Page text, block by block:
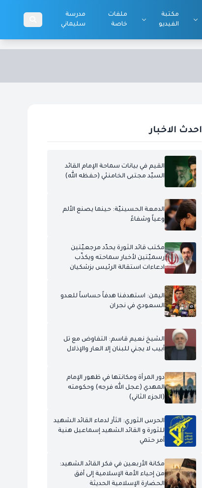
مكتبة
الفيديو
ملفات
خاصة
مدرسة
سليماني
احدث الاخبار
القيم في بيانات سماحة الإمام القائد
السيّد مجتبى الخامنئي (حفظه الله)
الدمعة الحسينيّة: حينما يصنع الألم
وعياً وشفاءً
مكتب قائد الثورة يحدّد مرجعيّتين
رسميّتين لأخبار سماحته ويكذّب
ادعاءات استقالة الرئيس بزشكيان
اليمن: استهدفنا هدفاً حساساً للعدو
السعودي في نجران
الشيخ نعيم قاسم: التفاوض مع تل
أبيب لا يجني للبنان إلا العار والإذلال
دور المرأة ومكانتها في ظهور الإمام
المهدي (عجل الله فرجه) وحكومته
(الجزء الثاني)
الحرس الثوري: الثأر لدماء القائد الشهيد
للثورة و القائد الشهيد إسماعيل هنية
أمر حتمي
مكانة الأربعين في فكر القائد الشهيد:
من إحياء الأمة الإسلامية إلى أفق
الحضارة الإسلامية الحديثة